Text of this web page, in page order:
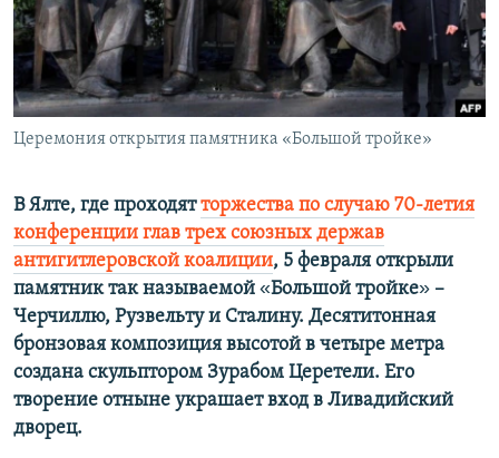
ПОБЕДИТЕЛЕЙ НЕ СУДЯТ?
КРЫМ.НЕПОКОРЕННЫЙ
ELIFBE
УКРАИНСКАЯ ПРОБЛЕМА КРЫМА
ПРИСОЕДИНЯЙТЕСЬ!
Церемония открытия памятника «Большой тройке»
В Ялте, где проходятторжества по случаю 70-летия
конференции глав трех союзных держав
антигитлеровской коалиции, 5 февраля открыли
памятник так называемой «Большой тройке» –
Черчиллю, Рузвельту и Сталину. Десятитонная
бронзовая композиция высотой в четыре метра
создана скульптором Зурабом Церетели. Его
творение отныне украшает вход в Ливадийский
дворец.